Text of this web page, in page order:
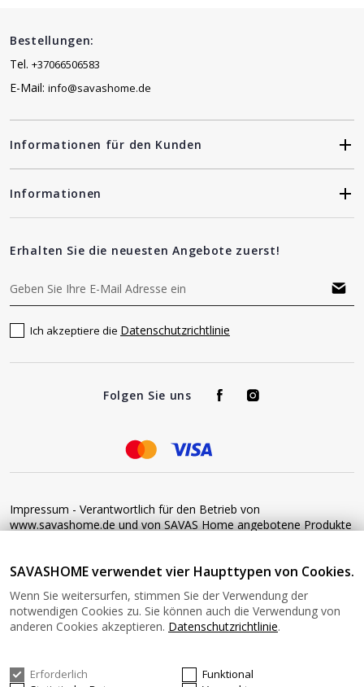
Bestellungen:
Tel. +37066506583
E-Mail: info@savashome.de
Informationen für den Kunden
Informationen
Erhalten Sie die neuesten Angebote zuerst!
Ich akzeptiere die Datenschutzrichtlinie
Folgen Sie uns
Impressum - Verantwortlich für den Betrieb von
www.savashome.de und von SAVAS Home angebotene Produkte
senden Sie keine Waren ohne vorherige Bestätigung an diese
diesem Link: https://www.savashome.de/rueckgabebedingungen-
fuer-waren Gerne können Sie sich mit uns in Verbindung setzen:
Montag − Freitag: 08:00−16:00 Uhr E-Mail: Info@savashome.de
© 2026 SAVASHOME Alle Rechte vorbehalten.
SAVASHOME verwendet vier Haupttypen von Cookies.
Wenn Sie weitersurfen, stimmen Sie der Verwendung der
notwendigen Cookies zu. Sie können auch die Verwendung von
anderen Cookies akzeptieren. Datenschutzrichtlinie.
Erforderlich
Funktional